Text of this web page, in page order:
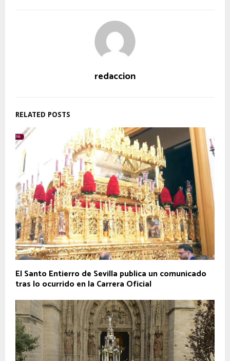
redaccion
RELATED POSTS
El Santo Entierro de Sevilla publica un comunicado
tras lo ocurrido en la Carrera Oficial